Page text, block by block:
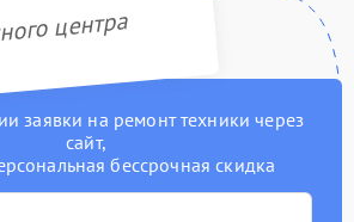
центра
заявки на ремонт техники через
сайт,
бессрочная скидка